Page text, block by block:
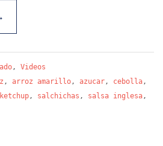
, Videos
, arroz amarillo , azucar , cebolla ,
ketchup , salchichas , salsa inglesa ,